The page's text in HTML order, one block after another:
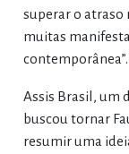
superar o atraso
muitas
contemporânea”.
Assis Brasil, um
buscou tornar
resumir uma